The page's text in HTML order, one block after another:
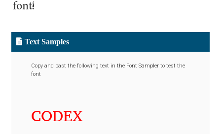
Alexander Pravdin
Alexander Sapozhnikov
Alexandra Korolkova
font!
Text Samples
Copy and past the following text in the Font Sampler to test the
font
CODEX